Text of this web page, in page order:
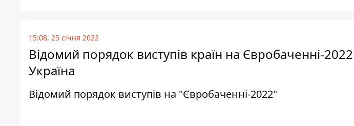
15:08, 25 січня 2022
Відомий порядок виступів країн на Євробаченні-
Україна
Відомий порядок виступів на "Євробаченні-2022"